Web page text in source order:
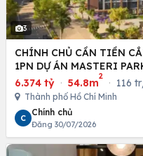
3
CHÍNH CHỦ CẦN TIỀN
1PN DỰ ÁN MASTERI
6.374 tỷ · 54.8m
2
· 116
Thành phố Hồ Chí Minh
C
Chính chủ
Đăng 30/07/2026